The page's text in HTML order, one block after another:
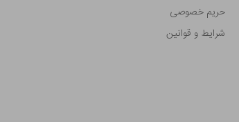
حریم خصوصی
شرایط و قوانین